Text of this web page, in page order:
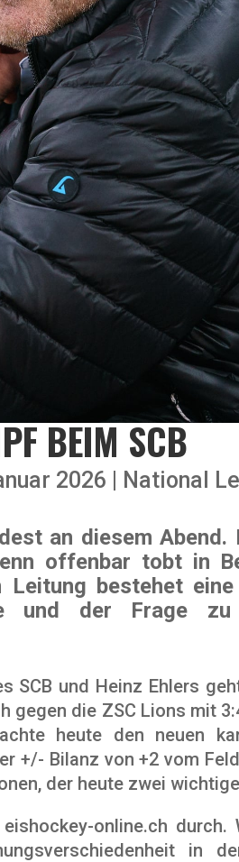
BEIM SCB
2026 National
an diesem
offenbar tobt in
bestehet
und der Frage zu
SCB und Heinz Ehlers
gegen die ZSC Lions mit
heute den neuen
+/- Bilanz von +2 vom
der heute zwei
online.ch
in